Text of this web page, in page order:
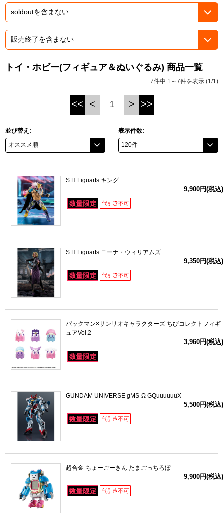
ラブライブ！シリーズ
ラブライブ！
ラブライブ！サンシャイン‼
アイドリッシュセブン
トイ・ホビー(フィギュア＆ぬいぐるみ) 商品一覧
7件中 1～7件を表示 (1/1)
<< < 1 > >>
並び替え: 表示件数:
S.H.Figuarts キング
9,900円(税込)
S.H.Figuarts ニーナ・ウィリアムズ
9,350円(税込)
パックマン×サンリオキャラクターズ ちびコレクトフィギ
ュアVol.2
3,960円(税込)
GUNDAM UNIVERSE gMS-Ω GQuuuuuuX
5,500円(税込)
超合金 ちょーごーきん たまごっちろぼ
9,900円(税込)